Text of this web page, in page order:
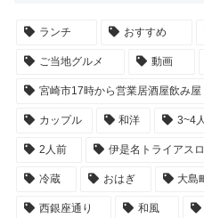
ランチ おすすめ
ご当地グルメ 動画
宮崎市17時から営業居酒屋飲み屋
カップル 和洋 3~4
2人前 伊是名トライアス
冷蔵 おはぎ 大島
西銀座通り 和風